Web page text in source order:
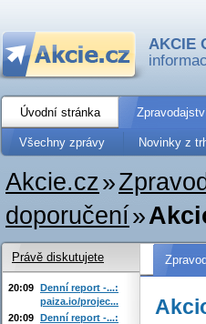
AKCIE
Úvodní stránka
Všechny zprávy Novinky z
Akcie.cz»
doporučení»
Právě diskutujete
20:09 Denní report -...:
paiza.io/projec...
20:09 Denní report -...: